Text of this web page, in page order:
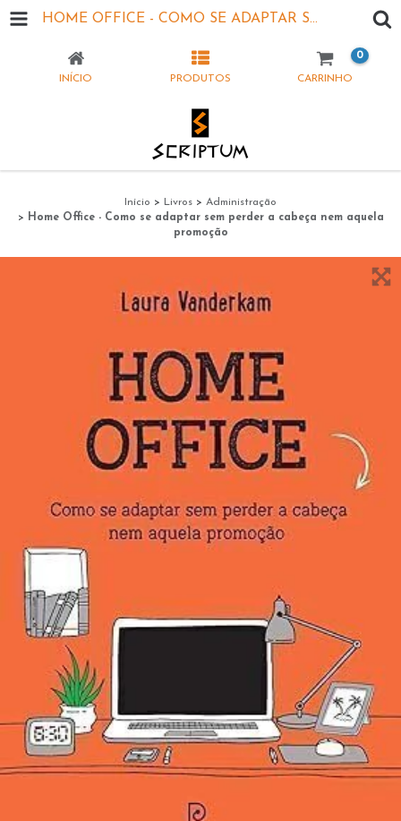
HOME OFFICE - COMO SE ADAPTAR SEM PERDER A CABEÇA NEM AQUELA PROMOÇÃO
INÍCIO PRODUTOS CARRINHO
0
Início > Livros > Administração
> Home Office - Como se adaptar sem perder a cabeça nem aquela
promoção